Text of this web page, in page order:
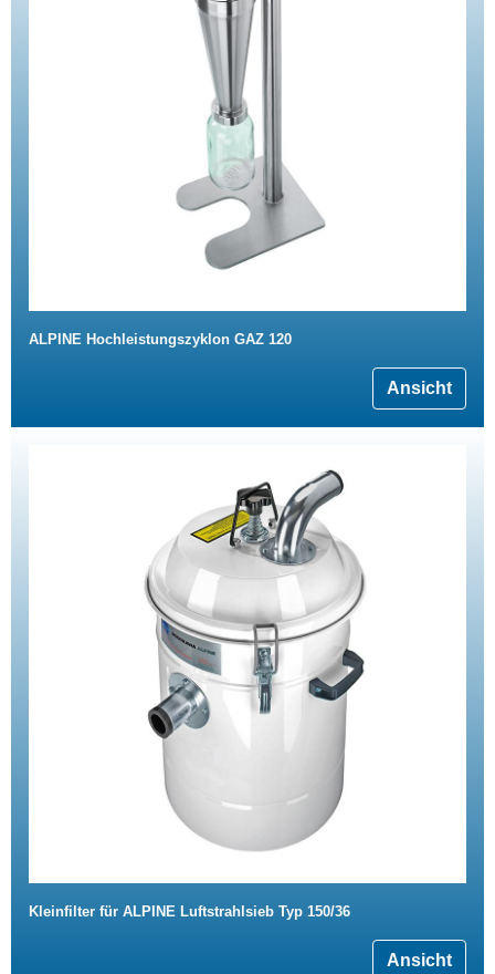
ALPINE Hochleistungszyklon GAZ 120
Ansicht
Kleinfilter für ALPINE Luftstrahlsieb Typ 150/36
Ansicht